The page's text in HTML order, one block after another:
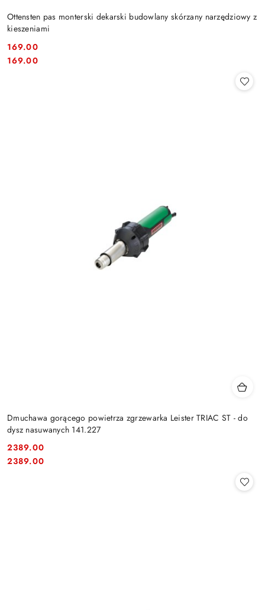
Ottensten pas monterski dekarski budowlany skórzany narzędziowy z
kieszeniami
Cena:
169.00
Cena:
169.00
Dmuchawa gorącego powietrza zgrzewarka Leister TRIAC ST - do
dysz nasuwanych 141.227
Cena:
2389.00
Cena:
2389.00